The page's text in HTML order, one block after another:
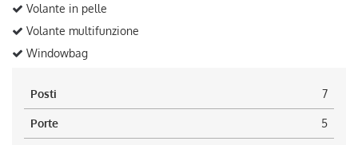
Volante in pelle
Volante multifunzione
Windowbag
Posti 7
Porte 5